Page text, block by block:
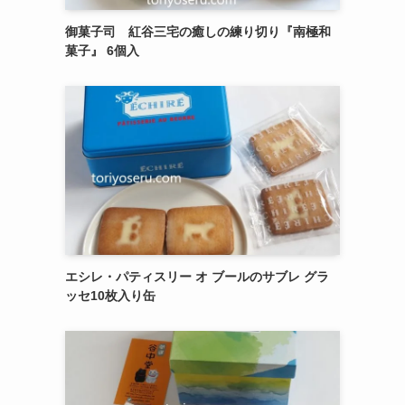
御菓子司 紅谷三宅の癒しの練り切り『南極和
菓子』 6個入
エシレ・パティスリー オ ブールのサブレ グラ
ッセ10枚入り缶